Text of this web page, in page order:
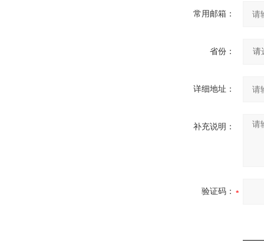
常用邮箱：
省份：
详细地址：
补充说明：
验证码：